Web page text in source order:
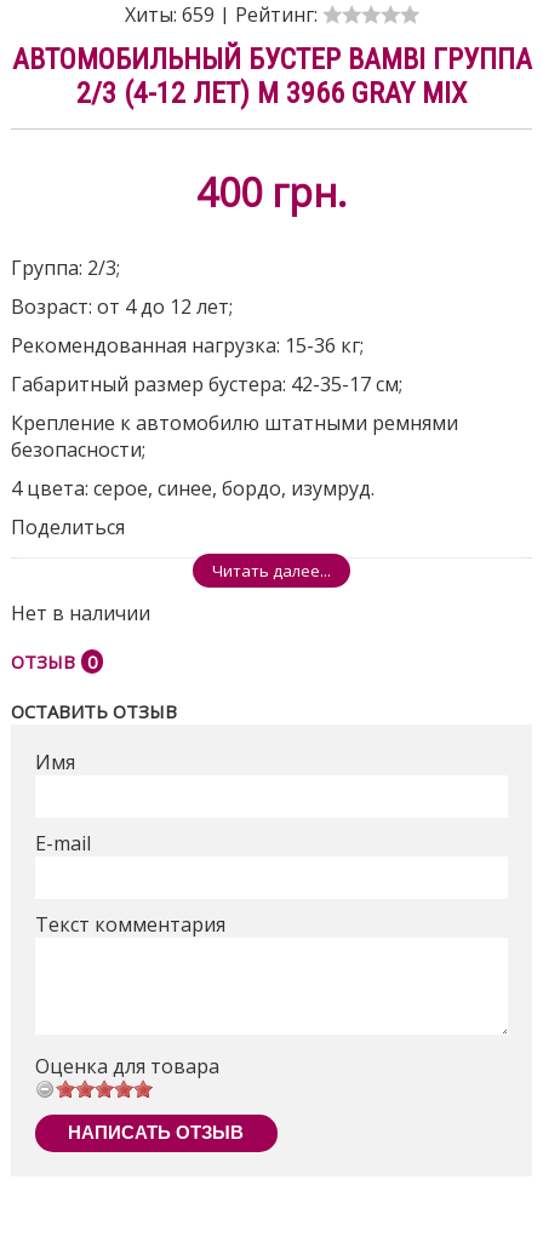
Хиты: 659 | Рейтинг:
АВТОМОБИЛЬНЫЙ БУСТЕР BAMBI ГРУППА
2/3 (4-12 ЛЕТ) M 3966 GRAY MIX
400 грн.
Группа: 2/3;
Возраст: от 4 до 12 лет;
Рекомендованная нагрузка: 15-36 кг;
Габаритный размер бустера: 42-35-17 см;
Крепление к автомобилю штатными ремнями
безопасности;
4 цвета: серое, синее, бордо, изумруд.
Поделиться
Читать далее...
Нет в наличии
ОТЗЫВ 0
ОСТАВИТЬ ОТЗЫВ
Имя
E-mail
Текст комментария
Оценка для товара
НАПИСАТЬ ОТЗЫВ